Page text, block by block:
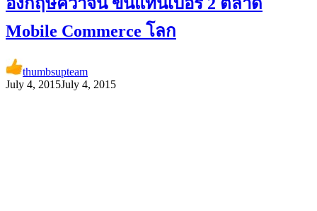
อังกฤษคว่ำจีน ขึ้นแท่นเบอร์ 2 ตลาด
Mobile Commerce โลก
thumbsupteam
July 4, 2015July 4, 2015